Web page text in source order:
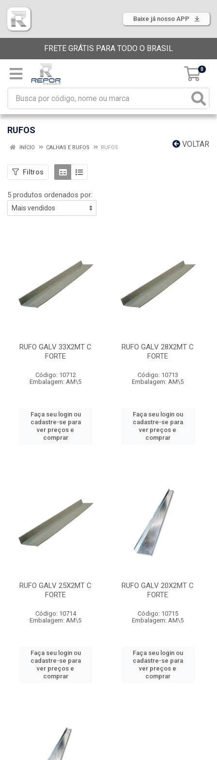
Baixe já nosso APP
FRETE GRÁTIS PARA TODO O BRASIL
0
RUFOS
VOLTAR
INÍCIO CALHAS E RUFOS RUFOS
Filtros
5 produtos ordenados por:
RUFO GALV 33X2MT C
FORTE
Código: 10712
Embalagem: AM\5
Faça seu login ou
cadastre-se para
ver preços e
comprar
RUFO GALV 28X2MT C
FORTE
Código: 10713
Embalagem: AM\5
Faça seu login ou
cadastre-se para
ver preços e
comprar
RUFO GALV 25X2MT C
FORTE
Código: 10714
Embalagem: AM\5
Faça seu login ou
cadastre-se para
ver preços e
comprar
RUFO GALV 20X2MT C
FORTE
Código: 10715
Embalagem: AM\5
Faça seu login ou
cadastre-se para
ver preços e
comprar